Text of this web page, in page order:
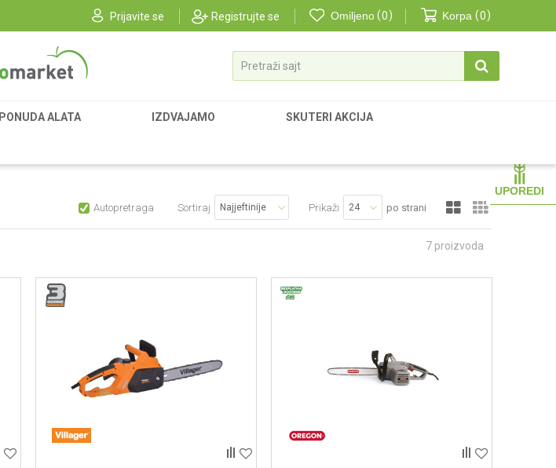
Prijavite se Registrujte se Omiljeno 0 Korpa 0
Pretraži sajt
PONUDA ALATA IZDVAJAMO SKUTERI AKCIJA
UPOREDI
Autopretraga Sortiraj Prikaži po strani
7 proizvoda